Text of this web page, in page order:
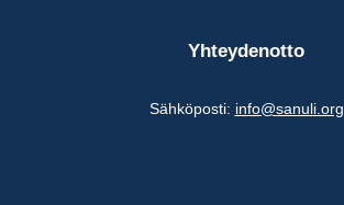
Yhteydenotto
Sähköposti: info@sanuli.org